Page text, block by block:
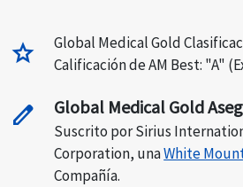
star
Global Medical Gold
Calificación de AM Best: "A"
edit Global Medical Gold
Suscrito por Sirius
Corporation, unaWhite
Compañía.